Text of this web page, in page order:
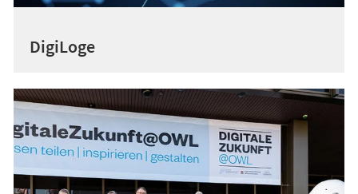
DigiLoge